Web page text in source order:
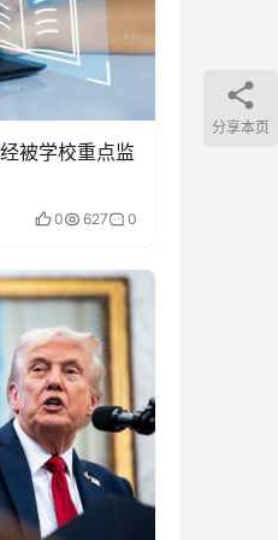
被学校重点监
0 627 0
分享本页